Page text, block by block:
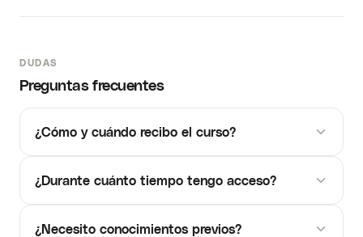
DUDAS
Preguntas frecuentes
¿Cómo y cuándo recibo el curso?
¿Durante cuánto tiempo tengo acceso?
¿Necesito conocimientos previos?